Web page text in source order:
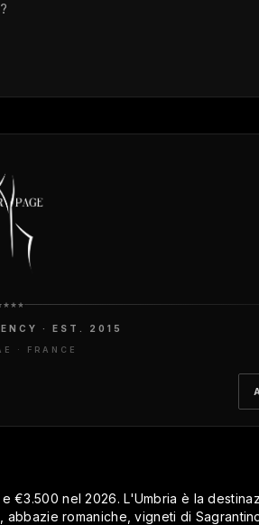
· EST. 2015
· FRANCE
€3.500 nel 2026. L'Umbria è la
romaniche, vigneti di